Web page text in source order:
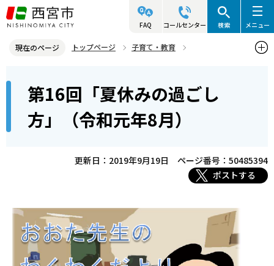
こ
の
ジ
頭
FAQ コールセンター 検索 メニュー
現在のページ トップページ
子育て・教育
第16回「夏休みの過ごし方」（令和元年8月）
第16回「夏休みの過ごし
方」（令和元年8月）
更新日：2019年9月19日
ページ番号：50485394
ポストする